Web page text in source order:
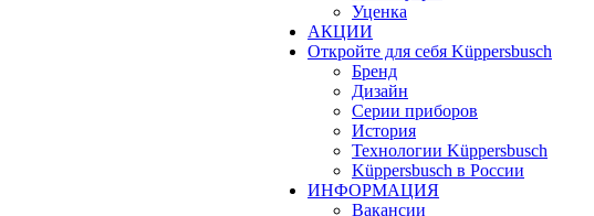
Уценка
АКЦИИ
Откройте для себя Küppersbusch
Бренд
Дизайн
Серии приборов
История
Технологии Küppersbusch
Küppersbusch в России
ИНФОРМАЦИЯ
Вакансии